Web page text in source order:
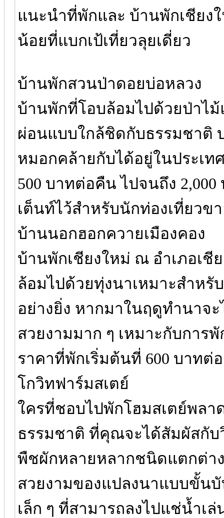
แนะนำที่พักและ บ้านพักเชียง
น้อยที่แบกเป้เที่ยวลุยเดี่ยว
บ้านพักสวนป่าดอยบ่อหลวง
บ้านพักที่โอบล้อมไปด้วยป่าไ
ผ่อนแบบใกล้ชิดกับธรรมชาติ
หมอกคล้ายกับได้อยู่ในประเ
500 บาทต่อคืน ไปจนถึง
เต็นท์ไว้สำหรับนักท่องเที่ยวข
บ้านนอกฮอกควายเมืองคอง
บ้านพักเชียงใหม่ ณ อำเภอเชี
ล้อมไปด้วยทุ่งนาเหมาะสำห
อย่างยิ่ง หากมาในฤดูทำนาจ
สวยงามมาก ๆ เหมาะกับการ
ราคาที่พักเริ่มต้นที่ 600 บาทต่
โกวิทฟาร์มสเตย์
ใครที่ชอบไปพักโฮมสเตย์พลา
ธรรมชาติ ที่คุณจะได้สัมผัสกั
พืชผักหลายหลากชนิดแตกต่า
สวยงามของแปลงนาแบบขั้น
เล็ก ๆ ที่สามารถลงไปแช่น้ำเ